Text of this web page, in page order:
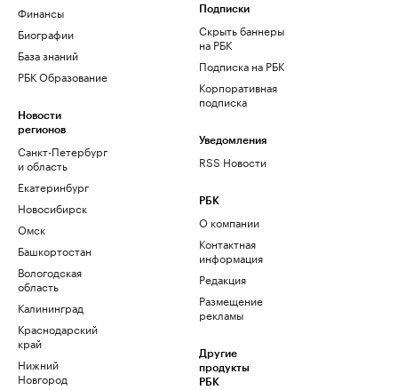
Финансы
Биографии
База знаний
РБК Образование
Новости
регионов
Санкт-Петербург
и область
Екатеринбург
Новосибирск
Омск
Башкортостан
Вологодская
область
Калининград
Краснодарский
край
Нижний
Новгород
Подписки
Скрыть баннеры
на РБК
Подписка на РБК
Корпоративная
подписка
Уведомления
RSS Новости
РБК
О компании
Контактная
информация
Редакция
Размещение
рекламы
Другие
продукты
РБК